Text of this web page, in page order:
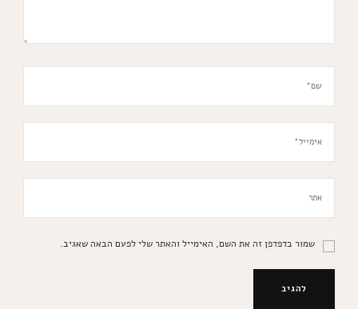
שמור בדפדפן זה את השם, האימייל והאתר שלי לפעם הבאה שאגיב.